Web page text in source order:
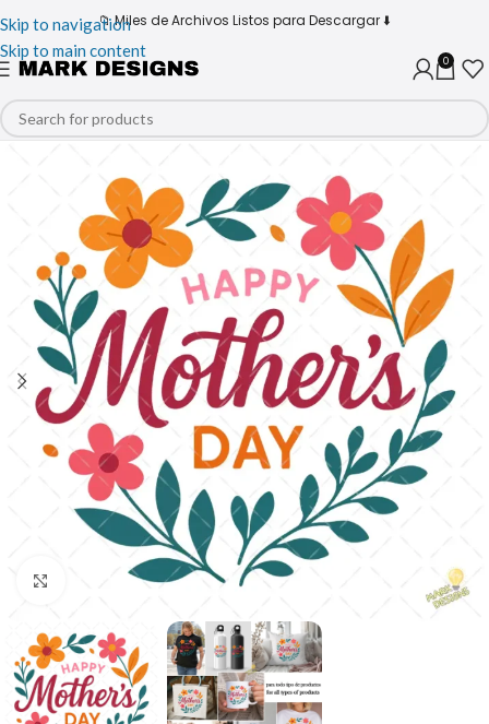
Skip to navigation
Skip to main content
📁 Miles de Archivos Listos para Descargar ⬇️
0
Click to enlarge